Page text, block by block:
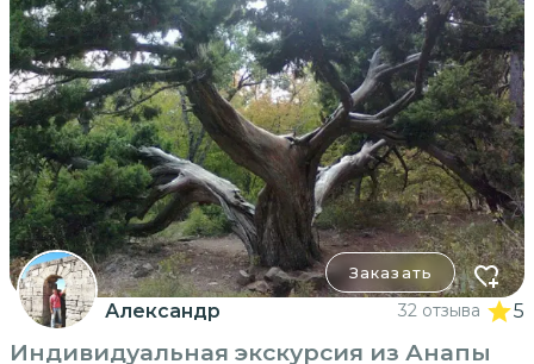
Заказать
Александр 32 отзыва 5
Индивидуальная экскурсия из Анапы